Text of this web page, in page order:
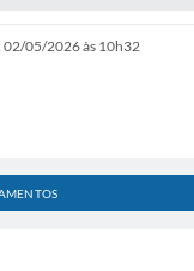
02/05/2026 às 10h32